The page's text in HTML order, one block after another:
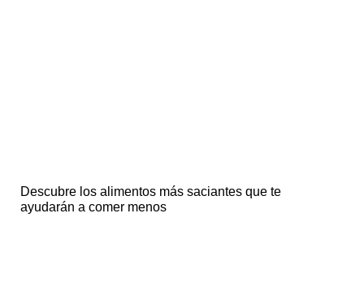
Descubre los alimentos más saciantes que te
ayudarán a comer menos